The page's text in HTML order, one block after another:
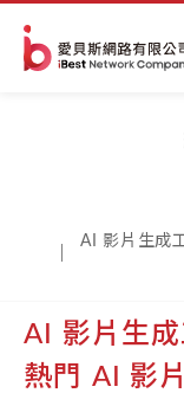
AI 影片生成
AI 影片生
熱門 AI 影